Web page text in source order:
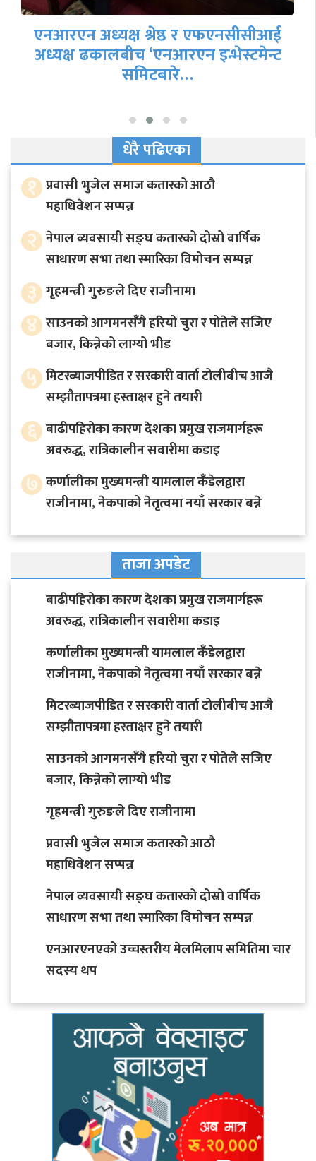
धेरै पढिएका
१ प्रवासी भुजेल समाज कतारको आठाै
महाधिवेशन सप्पन्न
२ नेपाल व्यवसायी सङ्घ कतारको दोस्रो वार्षिक
साधारण सभा तथा स्मारिका विमोचन सम्पन्न
३ गृहमन्त्री गुरुङले दिए राजीनामा
४ साउनको आगमनसँगै हरियो चुरा र पोतेले सजिए
बजार, किन्नेको लाग्यो भीड
५ मिटरब्याजपीडित र सरकारी वार्ता टोलीबीच आजै
सम्झौतापत्रमा हस्ताक्षर हुने तयारी
६ बाढीपहिरोका कारण देशका प्रमुख राजमार्गहरू
अवरुद्ध, रात्रिकालीन सवारीमा कडाइ
७ कर्णालीका मुख्यमन्त्री यामलाल कँडेलद्वारा
राजीनामा, नेकपाको नेतृत्वमा नयाँ सरकार बन्ने
ताजा अपडेट
बाढीपहिरोका कारण देशका प्रमुख राजमार्गहरू
अवरुद्ध, रात्रिकालीन सवारीमा कडाइ
कर्णालीका मुख्यमन्त्री यामलाल कँडेलद्वारा
राजीनामा, नेकपाको नेतृत्वमा नयाँ सरकार बन्ने
मिटरब्याजपीडित र सरकारी वार्ता टोलीबीच आजै
सम्झौतापत्रमा हस्ताक्षर हुने तयारी
साउनको आगमनसँगै हरियो चुरा र पोतेले सजिए
बजार, किन्नेको लाग्यो भीड
गृहमन्त्री गुरुङले दिए राजीनामा
प्रवासी भुजेल समाज कतारको आठाै
महाधिवेशन सप्पन्न
नेपाल व्यवसायी सङ्घ कतारको दोस्रो वार्षिक
साधारण सभा तथा स्मारिका विमोचन सम्पन्न
एनआरएनएको उच्चस्तरीय मेलमिलाप समितिमा चार
सदस्य थप